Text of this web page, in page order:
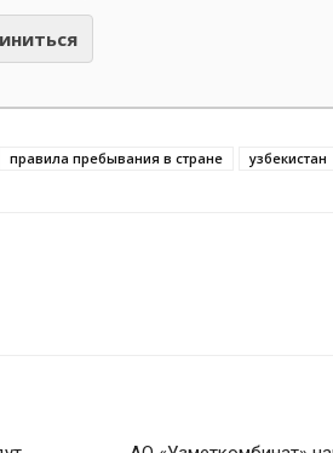
правила пребывания в стране узбекистан